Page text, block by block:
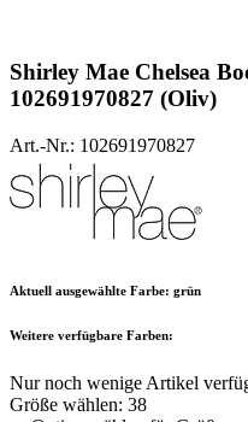
Shirley Mae Chelsea
102691970827 (Oliv)
Art.-Nr.: 102691970827
Aktuell ausgewählte Farbe: grün
Weitere verfügbare Farben:
Nur noch wenige Artikel
Größe wählen: 38